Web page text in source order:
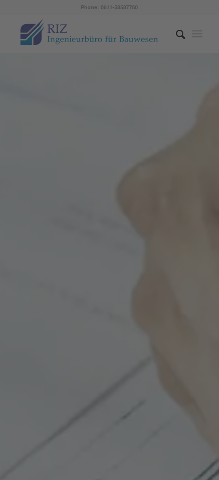
Phone: 0611-58587780